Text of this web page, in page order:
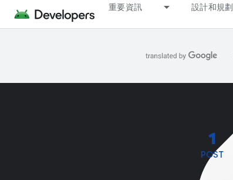
重要資訊 設計和規劃
1
POST